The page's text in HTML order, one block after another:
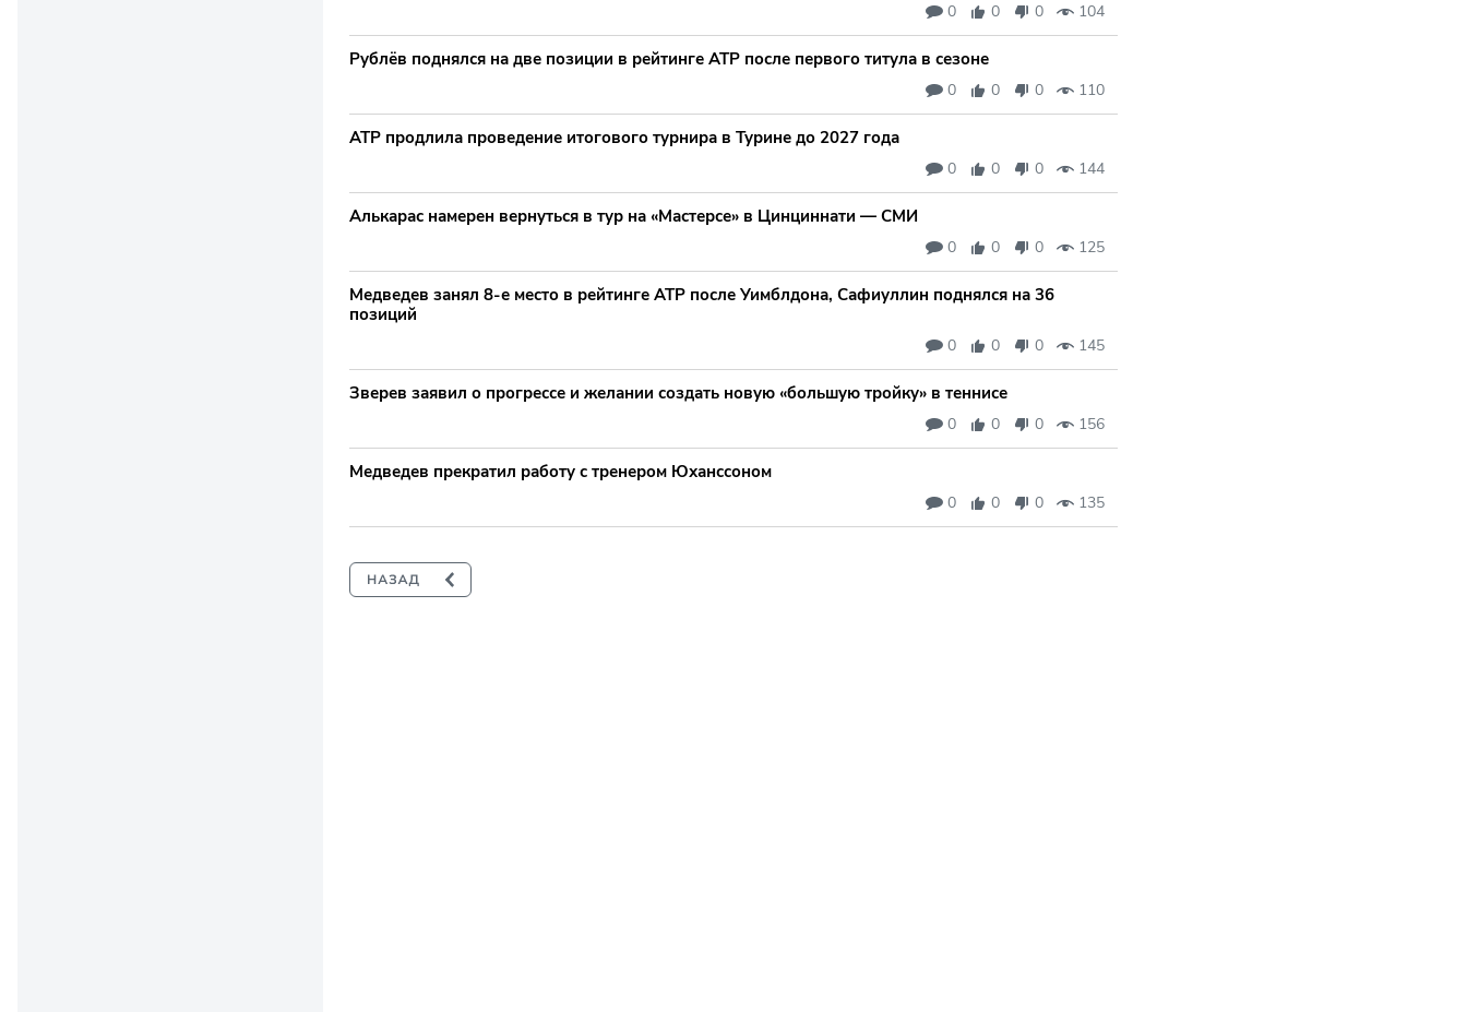
0 0 0 104
Рублёв поднялся на две позиции в рейтинге ATP после первого титула в сезоне
0 0 0 110
ATP продлила проведение итогового турнира в Турине до 2027 года
0 0 0 144
Алькарас намерен вернуться в тур на «Мастерсе» в Цинциннати — СМИ
0 0 0 125
Медведев занял 8-е место в рейтинге ATP после Уимблдона, Сафиуллин поднялся на 36
позиций
0 0 0 145
Зверев заявил о прогрессе и желании создать новую «большую тройку» в теннисе
0 0 0 156
Медведев прекратил работу с тренером Юханссоном
0 0 0 135